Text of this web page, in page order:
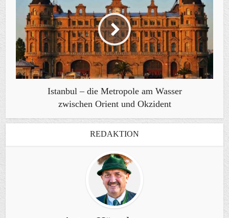
Istanbul – die Metropole am Wasser
zwischen Orient und Okzident
REDAKTION